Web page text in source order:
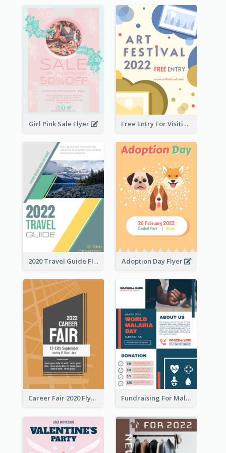
Girl Pink Sale Flyer Free Entry For Visiting Art Fest Flyer
2020 Travel Guide Flyer Adoption Day Flyer
Career Fair 2020 Flyer Fundraising For Malaria Flyer Design